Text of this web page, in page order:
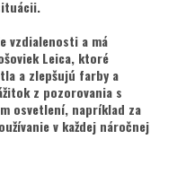
vzdialenosti a má
Leica, ktoré
a zlepšujú farby a
z pozorovania s
osvetlení, napríklad za
v každej náročnej